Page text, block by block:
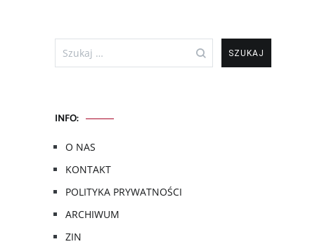
Szukaj:
INFO:
O NAS
KONTAKT
POLITYKA PRYWATNOŚCI
ARCHIWUM
ZIN